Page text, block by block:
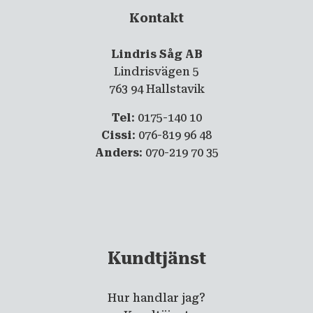
Kontakt
Lindris Såg AB
Lindrisvägen 5
763 94 Hallstavik
Tel: 0175-140 10
Cissi: 076-819 96 48
Anders: 070-219 70 35
Kundtjänst
Hur handlar jag?